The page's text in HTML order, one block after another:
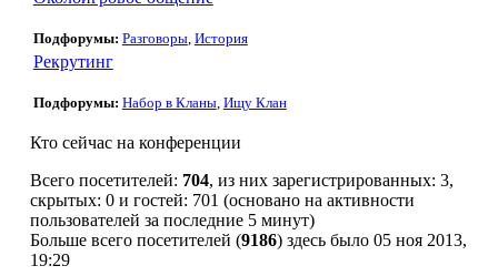
Подфорумы: Разговоры, История
Рекрутинг
Подфорумы: Набор в Кланы, Ищу Клан
Кто сейчас на конференции
Всего посетителей: 704, из них зарегистрированных: 3,
скрытых: 0 и гостей: 701 (основано на активности
пользователей за последние 5 минут)
Больше всего посетителей (9186) здесь было 05 ноя 2013,
19:29